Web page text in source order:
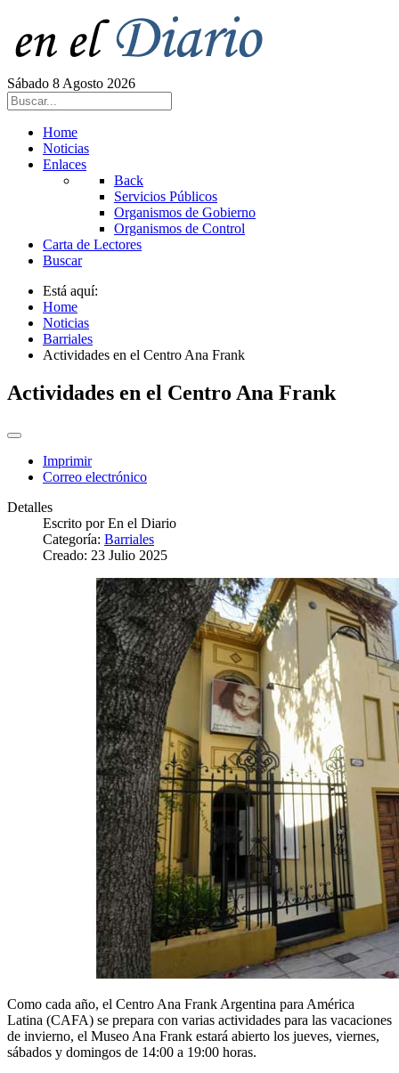
Sábado 8 Agosto 2026
Home
Noticias
Enlaces
Back
Servicios Públicos
Organismos de Gobierno
Organismos de Control
Carta de Lectores
Buscar
Está aquí:
Home
Noticias
Barriales
Actividades en el Centro Ana Frank
Actividades en el Centro Ana Frank
Imprimir
Correo electrónico
Detalles
Escrito porEn el Diario
Categoría: Barriales
Creado: 23 Julio 2025
Como cada año, el Centro Ana Frank Argentina para América
Latina (CAFA) se prepara con varias actividades para las vacaciones
de invierno, el Museo Ana Frank estará abierto los jueves, viernes,
sábados y domingos de 14:00 a 19:00 horas.